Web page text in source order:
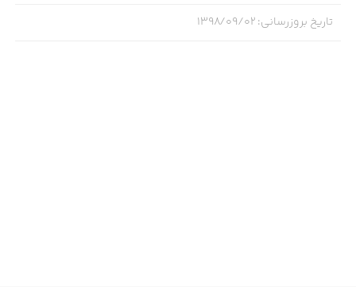
تاریخ بروزرسانی:۱۳۹۸/۰۹/۰۲